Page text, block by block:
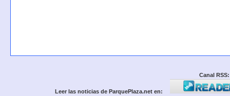
Canal RSS:
Leer las noticias de ParquePlaza.net en: